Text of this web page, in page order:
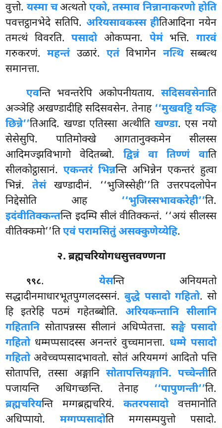
वुत्तो. यस्मा चअत्थतोएको, तस्माव निन्नानाकरणो होति
पवत्तट्ठानभेदे सतिपि. अरियसावकस्स हीतिआदिना नयेन
तमत्थं विवरति.पसादोओकप्पना. पेमंभत्ति. गारवं
गरुकरणं.महन्तंउळारं. एतंविभागेन नत्थिसब्बत्थ
समानत्ता.
एवन्ति भवन्तरेपि अकोपनीयताय. सदिसवसेनाति
अञ्ञेहि अखण्डादीहि सदिसवसेन. तेनाह ‘‘मुखवट्टि यञ्हि
छिन्ने’’तिआदि. खण्डा एतिस्सा अत्थीति खण्डा. एस नयो
सेसेसुपि. पातिमोक्खे आगतानुक्कमेन सीलस्स
आदिमज्झविभागो वेदितब्बो.द्विन्नं वा तिण्णं वाति
सीलकोट्ठासानं.एकन्तरं भिन्नन्ति अभिन्नेन एकन्तरं हुत्वा
भिन्नं.तेसंखण्डादीनं. ‘‘भुजिस्सेही’’ति उत्तरपदलोपेन
निद्देसोति आह ‘‘भुजिस्सभावकरेही’’ति.
इदंवीतिक्कन्तन्ति इदम्पि सीलं वीतिक्कन्तं. ‘‘अयं सीलस्स
वीतिक्कमो’’तिएवं परामसितुं असक्कुणेय्येहि.
२. ब्रह्मचरियोगधसुत्तवण्णना
९९८. येसन्ति अनियमतो
सद्धादीनमाधारभूतपुग्गलदस्सनं.बुद्धे पसादो गहितो. सो
हि इतरेहि पठमं गहेतब्बोति. अरियकन्तानि सीलानि
गहितानिसोतापन्नस्स सीलानं अधिप्पेतत्ता. सङ्घे पसादो
गहितोधम्मप्पसादस्स अनन्तरं वुच्चमानत्ता. धम्मे पसादो
गहितोअवेच्चप्पसादभावतो. सोतं अरियमग्गं आदितो पत्ति
सोतापत्ति, तस्सा अङ्गानि सोतापत्तियङ्गानि. पच्चेन्तीति
पजायन्ति अधिगच्छन्ति. तेनाह ‘‘पापुणन्ती’’ति.
ब्रह्मचरियन्ति मग्गब्रह्मचरियं.कतरपसादोवत्तमानोति
अधिप्पायो.मग्गप्पसादोति मग्गसम्पयुत्तो पसादो.